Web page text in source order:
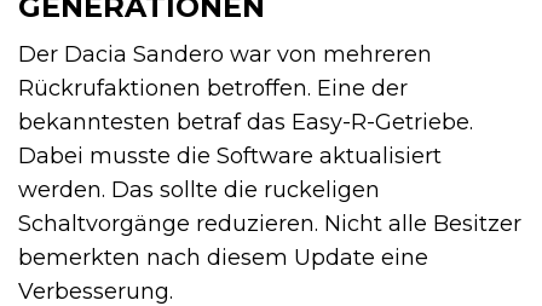
Der Dacia Sandero war von mehreren
Rückrufaktionen betroffen. Eine der
bekanntesten betraf das Easy-R-Getriebe.
Dabei musste die Software aktualisiert
werden. Das sollte die ruckeligen
Schaltvorgänge reduzieren. Nicht alle Besitzer
bemerkten nach diesem Update eine
Verbesserung.